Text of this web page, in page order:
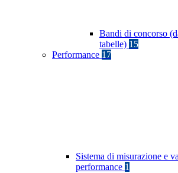
Bandi di concorso
tabelle) 15
Performance 17
Sistema di misurazione e
performance 1